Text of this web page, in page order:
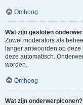
Omhoog
Wat zijn gesloten
Zowel moderators als
langer antwoorden op
deze automatisch.
worden.
Omhoog
Wat zijn onderwerpiconen?